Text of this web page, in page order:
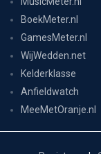
BoekMeter.nl
GamesMeter.nl
WijWedden.net
Kelderklasse
Anfieldwatch
MeeMetOranje.nl